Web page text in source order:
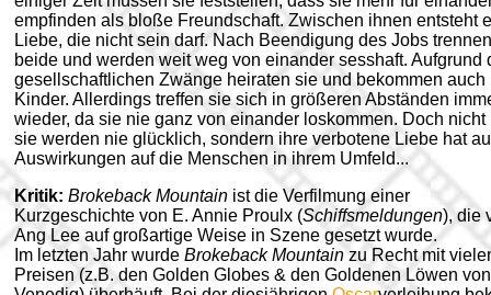
empfinden als bloße Freundschaft. Zwischen ihnen entsteht
Liebe, die nicht sein darf. Nach Beendigung des Jobs
beide und werden weit weg von einander sesshaft. Aufgrund
gesellschaftlichen Zwänge heiraten sie und bekommen auch
Kinder. Allerdings treffen sie sich in größeren Abständen
wieder, da sie nie ganz von einander loskommen. Doch nicht
sie werden nie glücklich, sondern ihre verbotene Liebe hat
Auswirkungen auf die Menschen in ihrem Umfeld...
Kritik: Brokeback Mountain ist die Verfilmung einer
Kurzgeschichte von E. Annie Proulx (Schiffsmeldungen), die
Ang Lee auf großartige Weise in Szene gesetzt wurde.
Im letzten Jahr wurde Brokeback Mountainzu Recht mit
Preisen (z.B. den Golden Globes & den Goldenen Löwen von